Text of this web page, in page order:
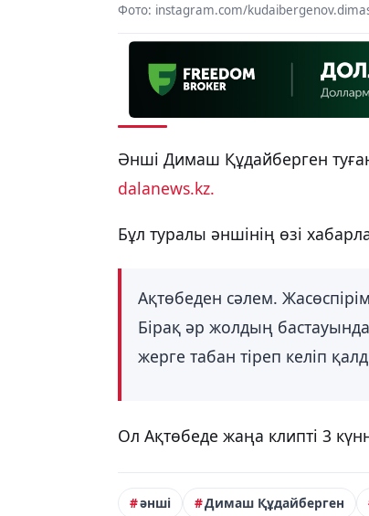
Фото: instagram.com/
Әнші Димаш Құдайберген
dalanews.kz.
Бұл туралы әншінің өзі
Ақтөбеден сәлем.
Бірақ әр жолдың
жерге табан тіреп келіп
Ол Ақтөбеде жаңа клипті 3
әнші Димаш Құдайберген